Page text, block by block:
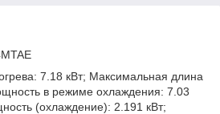
7.18 кВт; Максимальная длина
в режиме охлаждения: 7.03
(охлаждение): 2.191 кВт;